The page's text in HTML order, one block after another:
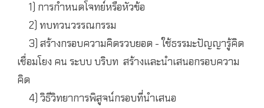
1) การกำหนดโจทย์หรือหัวข้อ
2) ทบทวนวรรณกรรม
3) สร้างกรอบความคิดรวบยอด - ใช้ธรรมะปัญญารู้คิด
เชื่อมโยง คน ระบบ บริบท สร้างและนำเสนอกรอบความ
คิด
4) วิธีวิทยาการพิสูจน์กรอบที่นำเสนอ